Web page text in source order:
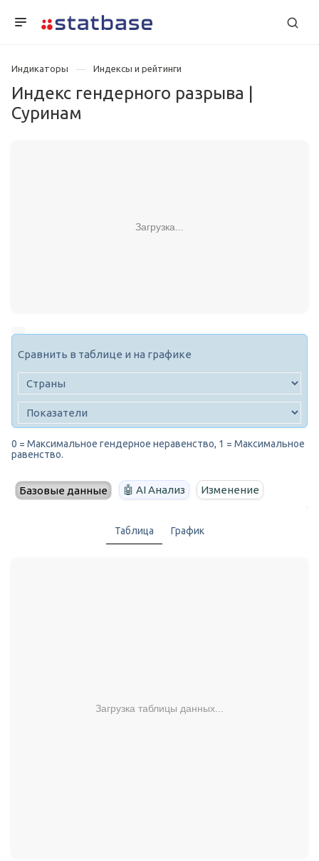
Индикаторы Индексы и рейтинги
Индекс гендерного разрыва |
Суринам
Загрузка...
Сравнить в таблице и на графике
0 = Максимальное гендерное неравенство, 1 = Максимальное
равенство.
Базовые данные 🤖 AI Анализ Изменение
Таблица График
Загрузка таблицы данных...